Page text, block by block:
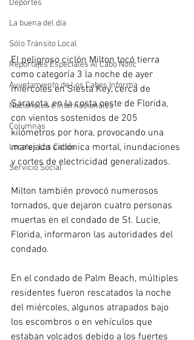
Deportes
La buena del día
Sólo Tránsito Local
Reportajes Especiales Al Cabo Notic
Ayuntamiento de Los Cabos Informa
Nacionales e Internacionales
Columnas
Locales Los Cabos
Servicio Social
El peligroso ciclón Milton tocó tierra
como categoría 3 la noche de ayer
miércoles en Siesta Key, cerca de
Sarasota, en la costa oeste de Florida,
con vientos sostenidos de 205
kilómetros por hora, provocando una
marejada ciclónica mortal, inundaciones
y cortes de electricidad generalizados.
Milton también provocó numerosos
tornados, que dejaron cuatro personas
muertas en el condado de St. Lucie,
Florida, informaron las autoridades del
condado.
En el condado de Palm Beach, múltiples
residentes fueron rescatados la noche
del miércoles, algunos atrapados bajo
los escombros o en vehículos que
estaban volcados debido a los fuertes